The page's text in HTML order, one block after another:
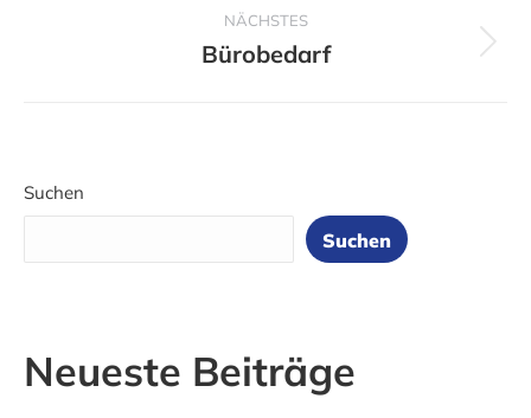
NÄCHSTES
Nächstes
Bürobedarf
Suchen
Suchen
Neueste Beiträge